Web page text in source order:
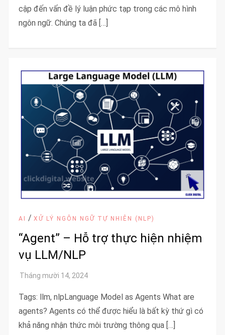
cập đến vấn đề lý luận phức tạp trong các mô hình
ngôn ngữ. Chúng ta đã […]
AI /XỬ LÝ NGÔN NGỮ TỰ NHIÊN (NLP)
“Agent” – Hỗ trợ thực hiện nhiệm
vụ LLM/NLP
Tags: llm, nlpLanguage Model as Agents What are
agents? Agents có thể được hiểu là bất kỳ thứ gì có
khả năng nhận thức môi trường thông qua […]